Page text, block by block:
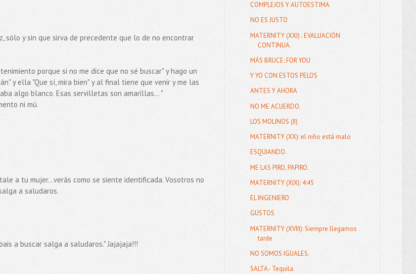
sólo y sin que sirva de precedente que lo de no encontrar
porque si no me dice que no sé buscar" y hago un
y ella "Que sí, mira bien" y al final tiene que venir y me las
algo blanco. Esas servilletas son amarillas... "
ni mú.
a tu mujer...verás como se siente identificada. Vosotros no
a saludaros.
a buscar salga a saludaros." Jajajaja!!!
COMPLEJOS Y AUTOESTIMA
NO ES JUSTO
MATERNITY (XXI) . EVALUACIÓN
CONTINUA.
MÁS BRUCE: FOR YOU
Y YO CON ESTOS PELOS
ANTES Y AHORA
NO ME ACUERDO.
LOS MOLINOS (II)
MATERNITY (XX): el niño está malo
ESQUIANDO.
ME LAS PIRO, PAPIRO.
MATERNITY (XIX): 4:45
EL INGENIERO
GUSTOS
MATERNITY (XVIII): Siempre llegamos
tarde
NO SOMOS IGUALES.
SALTA.- Tequila.